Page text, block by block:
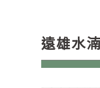
遠雄水